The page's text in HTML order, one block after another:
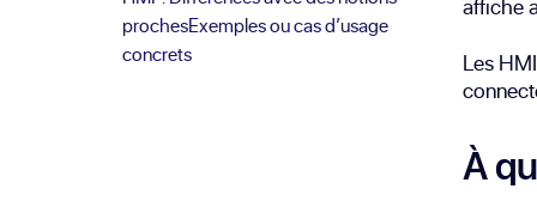
prochesExemples ou cas d’usage
concrets
affiche
Les
À